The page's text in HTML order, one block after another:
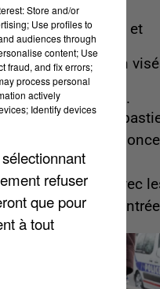
6 août 2026
Gabriel Attal et
Raphaël
Glucksmann
par des
ingérences...
Sollicité,
Lecornu annonce
un "travail
commun" avec
partis à la
Store and/or
Use profiles to
audiences through
content; Use
fraud, and fix errors;
process personal
actively
Identify devices
refuser
que pour
à tout